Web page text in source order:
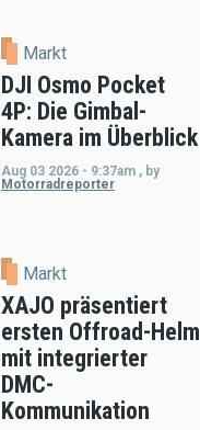
Markt
DJI Osmo Pocket
4P: Die Gimbal-
Kamera im Überblick
Aug 03 2026 - 9:37am , by
Motorradreporter
Markt
XAJO präsentiert
ersten Offroad-Helm
mit integrierter
DMC-
Kommunikation